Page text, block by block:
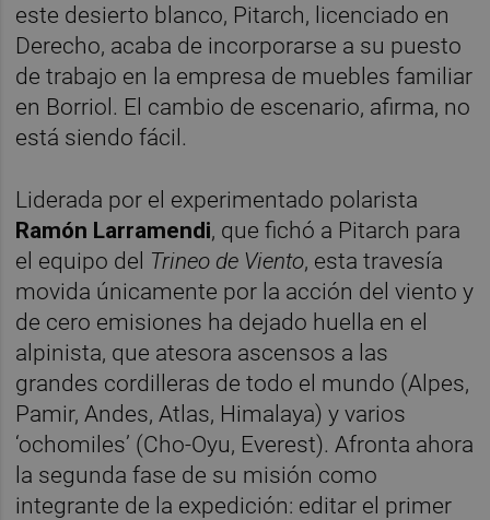
este desierto blanco, Pitarch, licenciado en
Derecho, acaba de incorporarse a su puesto
de trabajo en la empresa de muebles familiar
en Borriol. El cambio de escenario, afirma, no
está siendo fácil.
Liderada por el experimentado polarista
Ramón Larramendi, que fichó a Pitarch para
el equipo del Trineo de Viento, esta travesía
movida únicamente por la acción del viento y
de cero emisiones ha dejado huella en el
alpinista, que atesora ascensos a las
grandes cordilleras de todo el mundo (Alpes,
Pamir, Andes, Atlas, Himalaya) y varios
‘ochomiles’ (Cho-Oyu, Everest). Afronta ahora
la segunda fase de su misión como
integrante de la expedición: editar el primer